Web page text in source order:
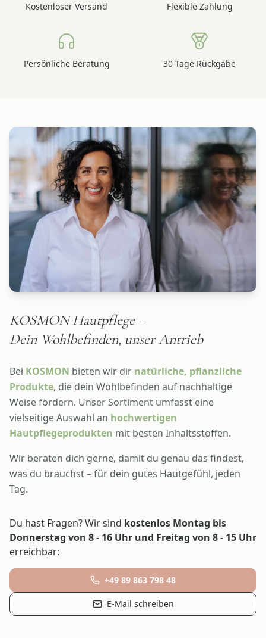
Kostenloser Versand Flexible Zahlung
Persönliche Beratung 30 Tage Rückgabe
KOSMON Hautpflege –
Dein Wohlbefinden, unser Antrieb
Bei KOSMON bieten wir dir natürliche, pflanzliche
Produkte, die dein Wohlbefinden auf nachhaltige
Weise fördern. Unser Sortiment umfasst eine
vielseitige Auswahl an hochwertigen
Hautpflegeprodukten mit besten Inhaltsstoffen.
Wir beraten dich gerne, damit du genau das findest,
was du brauchst – für dein gutes Hautgefühl, jeden
Tag.
Du hast Fragen? Wir sind kostenlos Montag bis
Donnerstag von 8 - 16 Uhr und Freitag von 8 - 15 Uhr
erreichbar:
+49 89 863 798 48
E-Mail schreiben